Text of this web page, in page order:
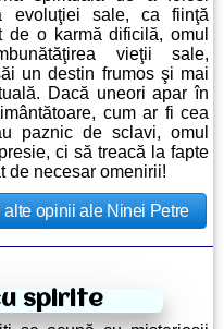
evoluţiei sale, ca fiinţă
o karmă dificilă, omul
vieţii sale,
un destin frumos şi mai
Dacă uneori apar în
cum ar fi cea
paznic de sclavi, omul
ci să treacă la fapte
de necesar omenirii!
alte opinii ale Ninei Petre
spirite